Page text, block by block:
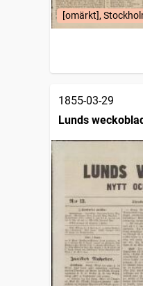
[omärkt],
1855-03-29
Lunds